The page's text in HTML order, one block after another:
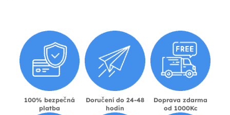
100% bezpečná
platba
Doručení do 24-48
hodin
Doprava zdarma
od 1000Kc